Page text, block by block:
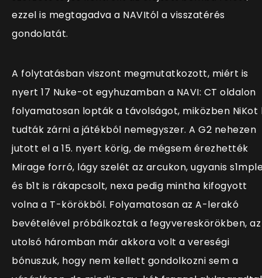
ezzel is megtagadva a NAVItól a visszatérés
gondolatát.
A folytatásban viszont megmutatkozott, miért is
nyert 17 Nuke-ot egyhuzamban a NAVI: CT oldalon
folyamatosan lopták a távolságot, miközben NiKot
tudták zárni a játékból nemegyszer. A G2 nehezen
jutott el a 15. nyert körig, de mégsem érezhették
Mirage forró, lágy szelét az arcukon, ugyanis
és b1t is rákapcsolt, nexa pedig mintha kifogyott
volna a T-körökből. Folyamatosan az A-lerakó
bevételével próbálkoztak a fegyvereskörökben, az
utolsó háromban már akkora volt a vereségi
bónuszuk, hogy nem kellett gondolkozni sem a